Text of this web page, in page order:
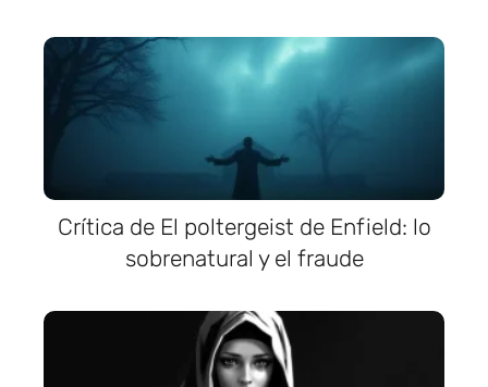
Crítica de El poltergeist de Enfield: lo
sobrenatural y el fraude